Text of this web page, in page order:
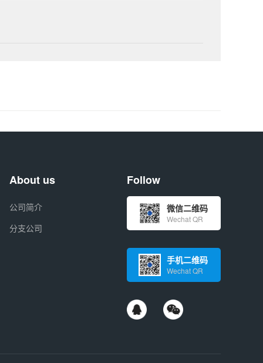
About us
公司简介
分支公司
Follow
微信二维码
Wechat QR
手机二维码
Wechat QR